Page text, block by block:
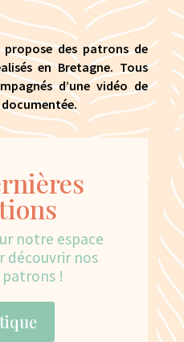
des patrons de
en Bretagne. Tous
d’une vidéo de
notre espace
découvrir nos
!